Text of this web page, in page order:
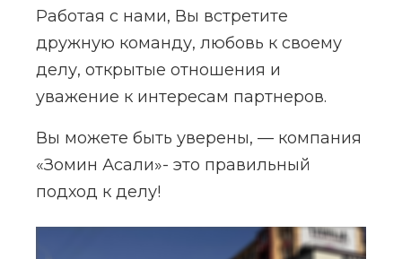
Работая с нами, Вы встретите
дружную команду, любовь к своему
делу, открытые отношения и
уважение к интересам партнеров.
Вы можете быть уверены, — компания
«Зомин Асали»- это правильный
подход к делу!